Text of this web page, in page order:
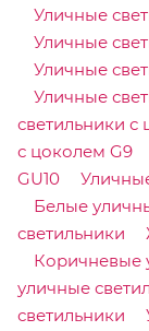
Уличные
Уличные
Уличные
Уличные
светильники с
с цоколем G9
GU10
Белые
светильники
Коричневые
уличные
светильники